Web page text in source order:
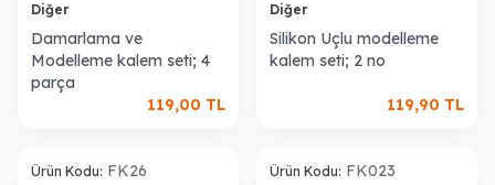
Diğer
Damarlama ve
Modelleme kalem seti; 4
parça
119,00 TL
Diğer
Silikon Uçlu modelleme
kalem seti; 2 no
119,90 TL
Ürün Kodu: FK26 Ürün Kodu: FK023